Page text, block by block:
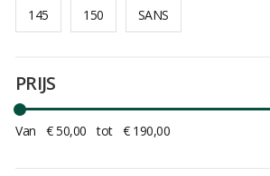
145 150 SANS
PRIJS
Van € 50,00 tot € 190,00